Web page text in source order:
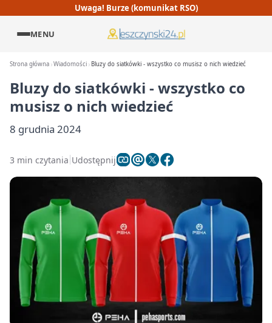
Uwaga! Burze (komunikat RSO)
MENU
Strona główna Wiadomości Bluzy do siatkówki - wszystko co musisz o nich wiedzieć
Bluzy do siatkówki - wszystko co
musisz o nich wiedzieć
8 grudnia 2024
3 min czytania Udostępnij